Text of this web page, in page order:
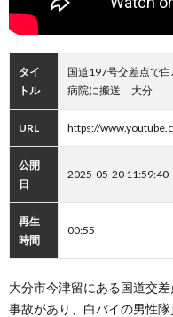
タイ
トル
国道197号交差点で
病院に搬送 大分
URL https://
公開
日
2025-05-20 11:59:40
再生
時間
00:55
大分市今津留にある国道交
事故があり、白バイの男性